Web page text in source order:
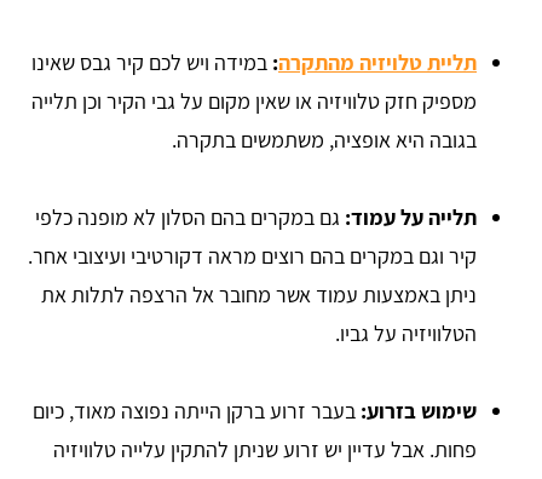
תליית טלויזיה מהתקרה: במידה ויש לכם קיר גבס שאינו
מספיק חזק טלוויזיה או שאין מקום על גבי הקיר וכן תלייה
בגובה היא אופציה, משתמשים בתקרה.
תלייה על עמוד: גם במקרים בהם הסלון לא מופנה כלפי
קיר וגם במקרים בהם רוצים מראה דקורטיבי ועיצובי אחר.
ניתן באמצעות עמוד אשר מחובר אל הרצפה לתלות את
הטלוויזיה על גביו.
שימוש בזרוע: בעבר זרוע ברקן הייתה נפוצה מאוד, כיום
פחות. אבל עדיין יש זרוע שניתן להתקין עלייה טלוויזיה